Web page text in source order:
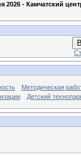
2026 - Камчатский
Методическая
Детский